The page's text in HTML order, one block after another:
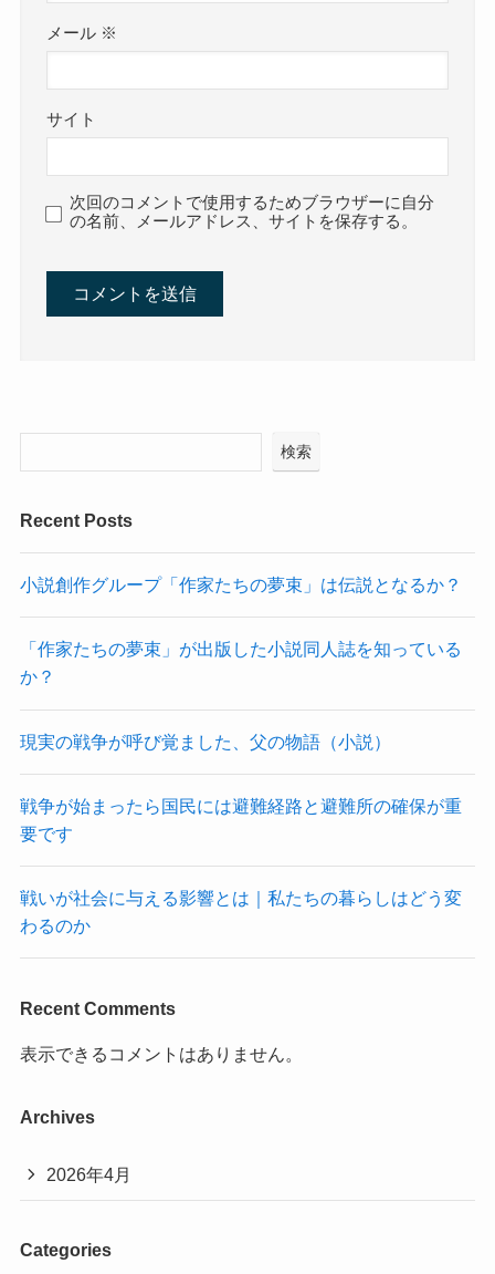
メール ※
サイト
次回のコメントで使用するためブラウザーに自分
の名前、メールアドレス、サイトを保存する。
検索
Recent Posts
小説創作グループ「作家たちの夢束」は伝説となるか？
「作家たちの夢束」が出版した小説同人誌を知っている
か？
現実の戦争が呼び覚ました、父の物語（小説）
戦争が始まったら国民には避難経路と避難所の確保が重
要です
戦いが社会に与える影響とは｜私たちの暮らしはどう変
わるのか
Recent Comments
表示できるコメントはありません。
Archives
2026年4月
Categories